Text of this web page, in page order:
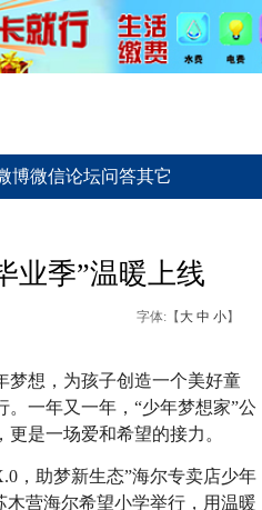
博微信论坛问答其它
业季”温暖上线
字体:【 大 中 小】
想，为孩子创造一个美好童
一年又一年，“少年梦想家”公
是一场爱和希望的接力。
，助梦新生态”海尔专卖店少年
营海尔希望小学举行，用温暖